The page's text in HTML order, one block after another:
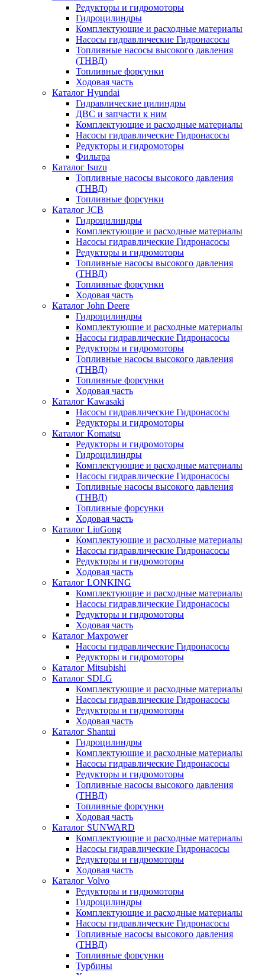
Редукторы и гидромоторы
Гидроцилиндры
Комплектующие и расходные материалы
Насосы гидравлические Гидронасосы
Топливные насосы высокого давления
(ТНВД)
Топливные форсунки
Ходовая часть
Каталог Hyundai
Гидравлические цилиндры
ДВС и запчасти к ним
Комплектующие и расходные материалы
Насосы гидравлические Гидронасосы
Редукторы и гидромоторы
Фильтра
Каталог Isuzu
Топливные насосы высокого давления
(ТНВД)
Топливные форсунки
Каталог JCB
Гидроцилиндры
Комплектующие и расходные материалы
Насосы гидравлические Гидронасосы
Редукторы и гидромоторы
Топливные насосы высокого давления
(ТНВД)
Топливные форсунки
Ходовая часть
Каталог John Deere
Гидроцилиндры
Комплектующие и расходные материалы
Насосы гидравлические Гидронасосы
Редукторы и гидромоторы
Топливные насосы высокого давления
(ТНВД)
Топливные форсунки
Ходовая часть
Каталог Kawasaki
Насосы гидравлические Гидронасосы
Редукторы и гидромоторы
Каталог Komatsu
Редукторы и гидромоторы
Гидроцилиндры
Комплектующие и расходные материалы
Насосы гидравлические Гидронасосы
Топливные насосы высокого давления
(ТНВД)
Топливные форсунки
Ходовая часть
Каталог LiuGong
Комплектующие и расходные материалы
Насосы гидравлические Гидронасосы
Редукторы и гидромоторы
Ходовая часть
Каталог LONKING
Комплектующие и расходные материалы
Насосы гидравлические Гидронасосы
Редукторы и гидромоторы
Ходовая часть
Каталог Maxpower
Насосы гидравлические Гидронасосы
Редукторы и гидромоторы
Каталог Mitsubishi
Каталог SDLG
Комплектующие и расходные материалы
Насосы гидравлические Гидронасосы
Редукторы и гидромоторы
Ходовая часть
Каталог Shantui
Гидроцилиндры
Комплектующие и расходные материалы
Насосы гидравлические Гидронасосы
Редукторы и гидромоторы
Топливные насосы высокого давления
(ТНВД)
Топливные форсунки
Ходовая часть
Каталог SUNWARD
Комплектующие и расходные материалы
Насосы гидравлические Гидронасосы
Редукторы и гидромоторы
Ходовая часть
Каталог Volvo
Редукторы и гидромоторы
Гидроцилиндры
Комплектующие и расходные материалы
Насосы гидравлические Гидронасосы
Топливные насосы высокого давления
(ТНВД)
Топливные форсунки
Турбины